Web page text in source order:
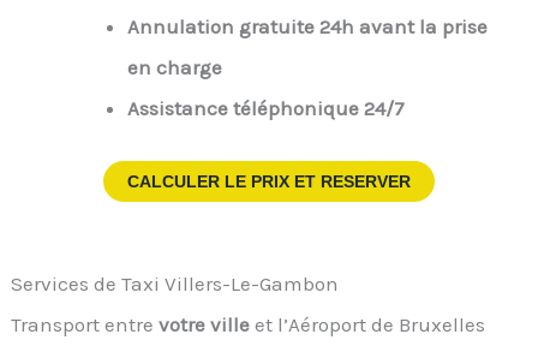
Annulation gratuite 24h avant la prise
en charge
Assistance téléphonique 24/7
CALCULER LE PRIX ET RESERVER
Services de Taxi Villers-Le-Gambon
Transport entrevotre ville et l’Aéroport de Bruxelles